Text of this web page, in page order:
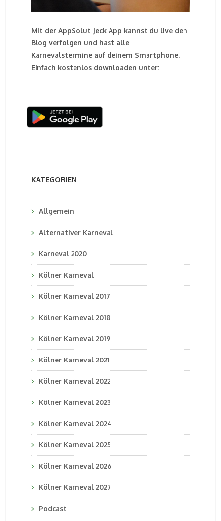
Mit der AppSolut Jeck App kannst du live den
Blog verfolgen und hast alle
Karnevalstermine auf deinem Smartphone.
Einfach kostenlos downloaden unter:
KATEGORIEN
Allgemein
Alternativer Karneval
Karneval 2020
Kölner Karneval
Kölner Karneval 2017
Kölner Karneval 2018
Kölner Karneval 2019
Kölner Karneval 2021
Kölner Karneval 2022
Kölner Karneval 2023
Kölner Karneval 2024
Kölner Karneval 2025
Kölner Karneval 2026
Kölner Karneval 2027
Podcast